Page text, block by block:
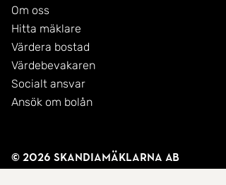
Om oss
Hitta mäklare
Värdera bostad
Värdebevakaren
Socialt ansvar
Ansök om bolån
© 2026 SkandiaMäklarna AB